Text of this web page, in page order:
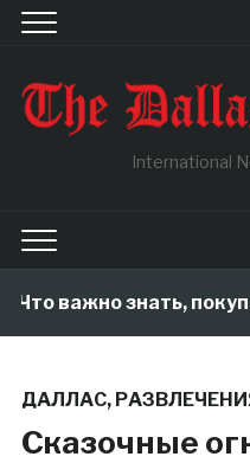
International
важно знать, покупая
ДАЛЛАС,
Сказочные